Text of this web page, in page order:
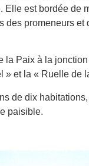
Elle est bordée de
des promeneurs et
la Paix à la
» et la « Ruelle de
de dix
paisible.